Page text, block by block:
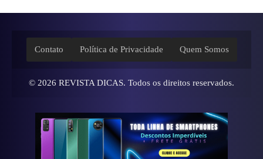
Contato Política de Privacidade Quem Somos
© 2026 REVISTA DICAS. Todos os direitos reservados.